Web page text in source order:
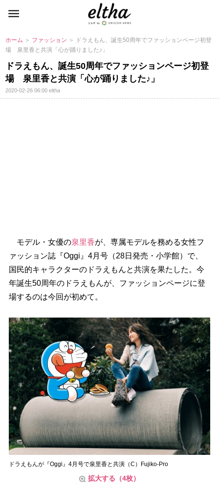
ホーム ＞ ファッション ＞ ドラえもん、誕生50周年でファッションページ初登
場 泉里香と共演「心が踊りました♪」
ドラえもん、誕生50周年でファッションページ初登
場 泉里香と共演「心が踊りました♪」
2020-02-26 06:00eltha
モデル・女優の泉里香が、専属モデルを務める女性フ
ァッション誌『Oggi』4月号（28日発売・小学館）で、
国民的キャラクターのドラえもんと共演を果たした。今
年誕生50周年のドラえもんが、ファッションページに登
場するのは今回が初めて。
ドラえもんが『Oggi』4月号で泉里香と共演（C）Fujiko-Pro
拡大する（4枚）